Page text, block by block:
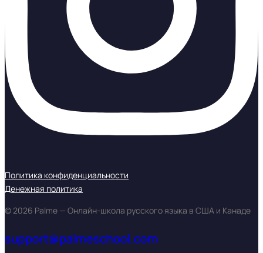
Политика конфиденциальности
Денежная политика
© 2026 Palme — Онлайн-школа русского языка в США и Канаде
support@palmeschool.com